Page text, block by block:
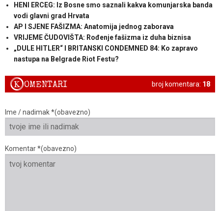
HENI ERCEG: Iz Bosne smo saznali kakva komunjarska banda
vodi glavni grad Hrvata
AP I SJENE FAŠIZMA: Anatomija jednog zaborava
VRIJEME ČUDOVIŠTA: Rođenje fašizma iz duha biznisa
„DULE HITLER“ I BRITANSKI CONDEMNED 84: Ko zapravo
nastupa na Belgrade Riot Festu?
broj komentara: 18
KOMENTARI
Ime / nadimak *(obavezno)
Komentar *(obavezno)